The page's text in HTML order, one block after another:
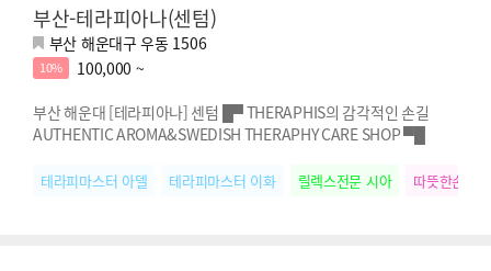
부산-테라피아나(센텀)
부산 해운대구 우동 1506
10%
100,000 ~
부산 해운대 [테라피아나] 센텀 █▀ THERAPHIS의 감각적인 손길
AUTHENTIC AROMA&SWEDISH THERAPHY CARE SHOP ▀█
테라피마스터 아델 테라피마스터 이화 릴렉스전문 시아 따뜻한손길